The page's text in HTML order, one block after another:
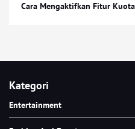
Cara Mengaktifkan Fitur
Kategori
Entertainment